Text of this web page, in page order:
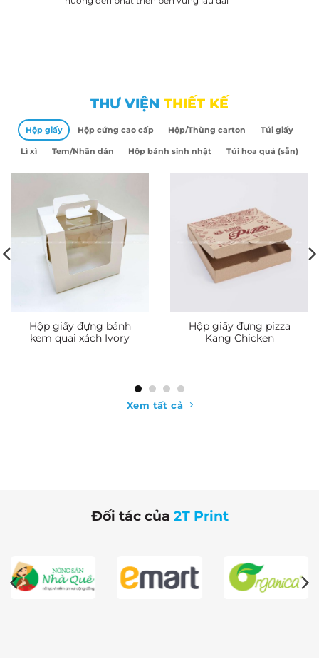
THƯ VIỆN THIẾT KẾ
Hộp giấy Hộp cứng cao cấp Hộp/Thùng carton Túi giấy
Lì xì Tem/Nhãn dán Hộp bánh sinh nhật Túi hoa quả (sẵn)
Hộp giấy đựng quần áo
Vietnam Custom
Hộp giấy đựng thức ăn
Happy Moon
Xem tất cả
Đối tác của 2T Print